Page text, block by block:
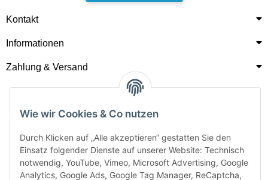
Wie wir Cookies & Co nutzen
Durch Klicken auf „Alle akzeptieren“ gestatten Sie den
Einsatz folgender Dienste auf unserer Website: Technisch
notwendig, YouTube, Vimeo, Microsoft Advertising, Google
Analytics, Google Ads, Google Tag Manager, ReCaptcha,
Kontakt
Informationen
Zahlung & Versand